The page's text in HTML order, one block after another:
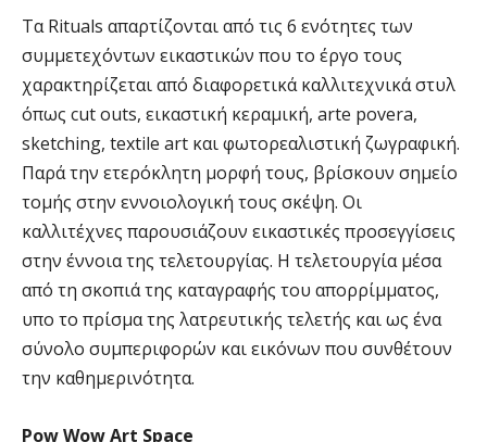
Τα Rituals απαρτίζονται από τις 6 ενότητες των
συμμετεχόντων εικαστικών που το έργο τους
χαρακτηρίζεται από διαφορετικά καλλιτεχνικά στυλ
όπως cut outs, εικαστική κεραμική, arte povera,
sketching, textile art και φωτορεαλιστική ζωγραφική.
Παρά την ετερόκλητη μορφή τους, βρίσκουν σημείο
τομής στην εννοιολογική τους σκέψη. Οι
καλλιτέχνες παρουσιάζουν εικαστικές προσεγγίσεις
στην έννοια της τελετουργίας. Η τελετουργία μέσα
από τη σκοπιά της καταγραφής του απορρίμματος,
υπο το πρίσμα της λατρευτικής τελετής και ως ένα
σύνολο συμπεριφορών και εικόνων που συνθέτουν
την καθημερινότητα.
Pow Wow Art Space